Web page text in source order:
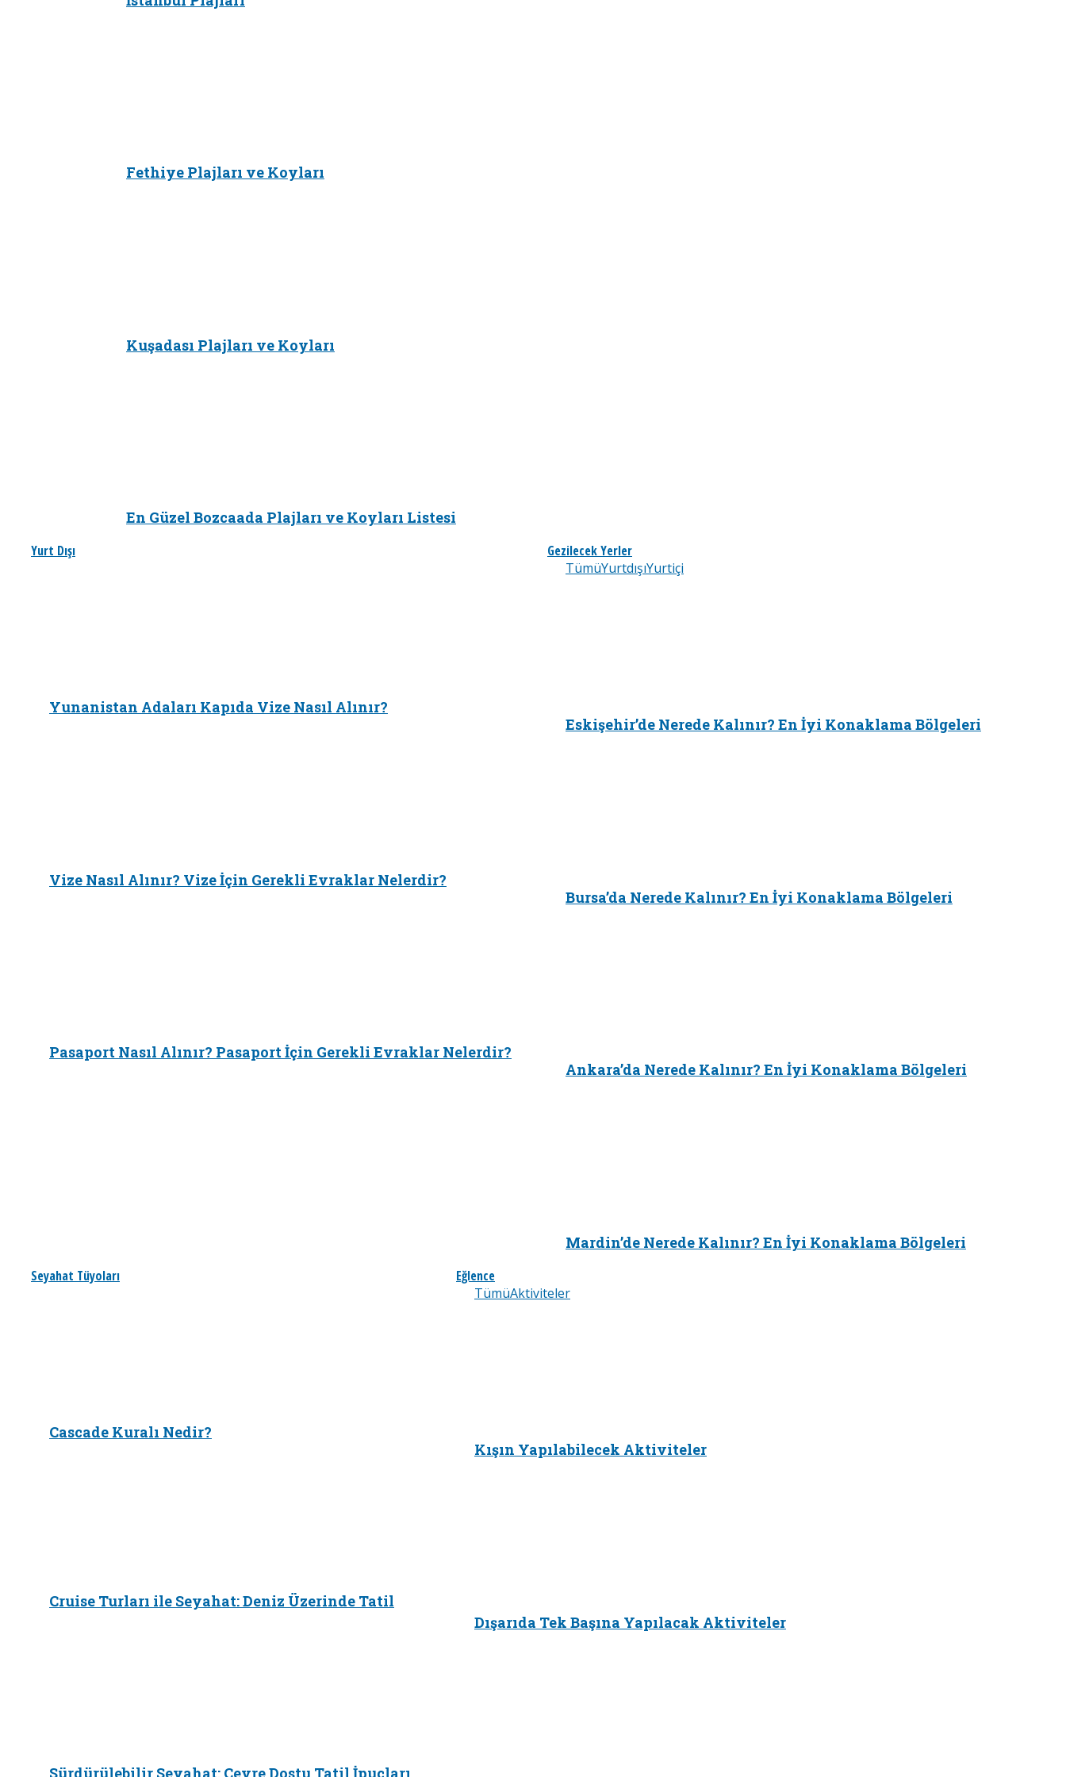
Fethiye Plajları ve Koyları
Kuşadası Plajları ve Koyları
En Güzel Bozcaada Plajları ve Koyları Listesi
Yurt Dışı
Yunanistan Adaları Kapıda Vize Nasıl Alınır?
Vize Nasıl Alınır? Vize İçin Gerekli Evraklar Nelerdir?
Pasaport Nasıl Alınır? Pasaport İçin Gerekli Evraklar Nelerdir?
Gezilecek Yerler
TümüYurtdışıYurtiçi
Eskişehir’de Nerede Kalınır? En İyi Konaklama Bölgeleri
Bursa’da Nerede Kalınır? En İyi Konaklama Bölgeleri
Ankara’da Nerede Kalınır? En İyi Konaklama Bölgeleri
Mardin’de Nerede Kalınır? En İyi Konaklama Bölgeleri
Seyahat Tüyoları
Cascade Kuralı Nedir?
Cruise Turları ile Seyahat: Deniz Üzerinde Tatil
Sürdürülebilir Seyahat: Çevre Dostu Tatil İpuçları
Eğlence
TümüAktiviteler
Kışın Yapılabilecek Aktiviteler
Dışarıda Tek Başına Yapılacak Aktiviteler